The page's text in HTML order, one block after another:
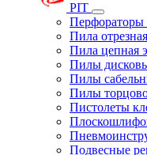
PIT
Перфораторы
Пила
Пила цепная
Пилы
Пилы
Пилы
Пистолеты
Подвесные